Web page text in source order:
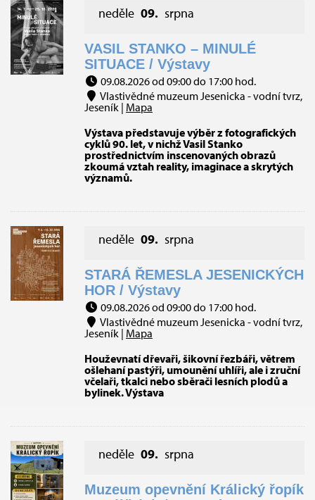
neděle 09. srpna
VASIL STANKO – MINULÉ
SITUACE / Výstavy
09.08.2026 od 09:00 do 17:00 hod.
Vlastivědné muzeum Jesenicka - vodní tvrz,
Jeseník | Mapa
Výstava představuje výběr z fotografických
cyklů 90. let, v nichž Vasil Stanko
prostřednictvím inscenovaných obrazů
zkoumá vztah reality, imaginace a skrytých
významů.
neděle 09. srpna
STARÁ ŘEMESLA JESENICKÝCH
HOR / Výstavy
09.08.2026 od 09:00 do 17:00 hod.
Vlastivědné muzeum Jesenicka - vodní tvrz,
Jeseník | Mapa
Houževnatí dřevaři, šikovní řezbáři, větrem
ošlehaní pastýři, umounění uhlíři, ale i zruční
včelaři, tkalci nebo sběrači lesních plodů a
bylinek. Výstava
neděle 09. srpna
Muzeum opevnění Králický řopík